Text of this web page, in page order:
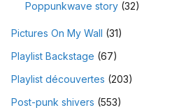
Poppunkwave story (32)
Pictures On My Wall (31)
Playlist Backstage (67)
Playlist découvertes (203)
Post-punk shivers (553)